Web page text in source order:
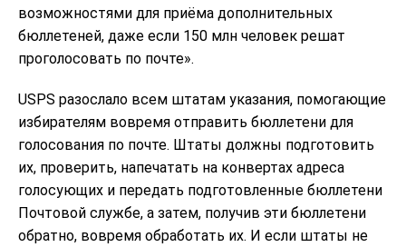
возможностями для приёма дополнительных
бюллетеней, даже если 150 млн человек решат
проголосовать по почте».
USPS разослало всем штатам указания, помогающие
избирателям вовремя отправить бюллетени для
голосования по почте. Штаты должны подготовить
их, проверить, напечатать на конвертах адреса
голосующих и передать подготовленные бюллетени
Почтовой службе, а затем, получив эти бюллетени
обратно, вовремя обработать их. И если штаты не